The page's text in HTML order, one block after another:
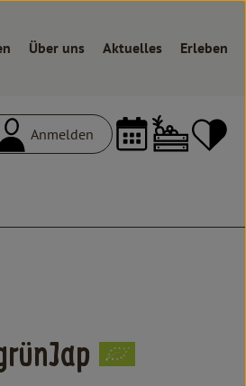
Über uns Aktuelles Erleben
Anmelden